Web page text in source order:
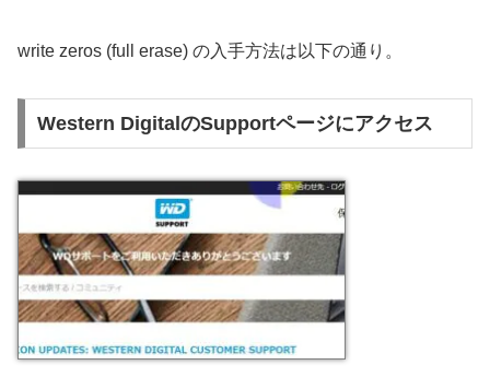
write zeros (full erase) の入手方法は以下の通り。
Western DigitalのSupportページにアクセス